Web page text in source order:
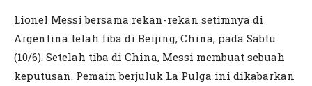
Lionel Messi bersama rekan-rekan setimnya di
Argentina telah tiba di Beijing, China, pada Sabtu
(10/6). Setelah tiba di China, Messi membuat sebuah
keputusan. Pemain berjuluk La Pulga ini dikabarkan